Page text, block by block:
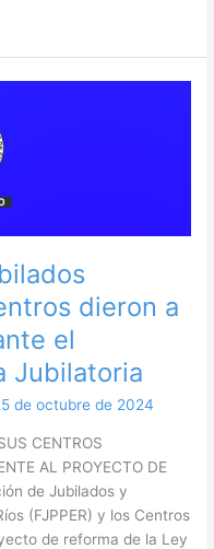
dieron a
el
Jubilatoria
de octubre de 2024
CENTROS
AL PROYECTO DE
de Jubilados y
(FJPPER) y los Centros
de reforma de la Ley